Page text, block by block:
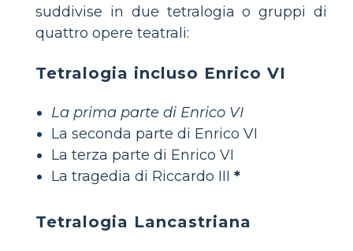
suddivise in due tetralogia o gruppi di
quattro opere teatrali:
Tetralogia incluso Enrico VI
La prima parte di Enrico VI
La seconda parte di Enrico VI
La terza parte di Enrico VI
La tragedia di Riccardo III *
Tetralogia Lancastriana